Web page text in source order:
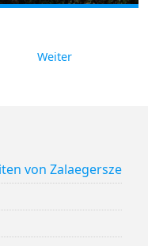
Weiter
von Zalaegerszeg